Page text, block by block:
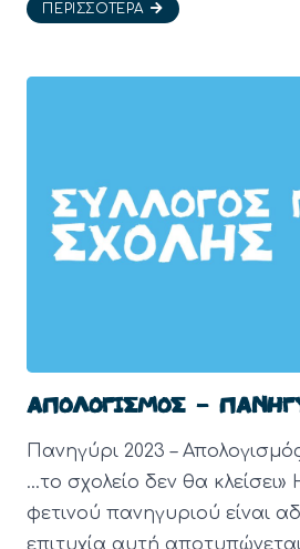
ΠΕΡΙΣΣΌΤΕΡΑ
ΑΠΟΛΟΓΙΣΜΟΣ –
Πανηγύρι 2023 –
…το σχολείο δεν θα κλείσει»
φετινού πανηγυριού είναι
επιτυχία αυτή